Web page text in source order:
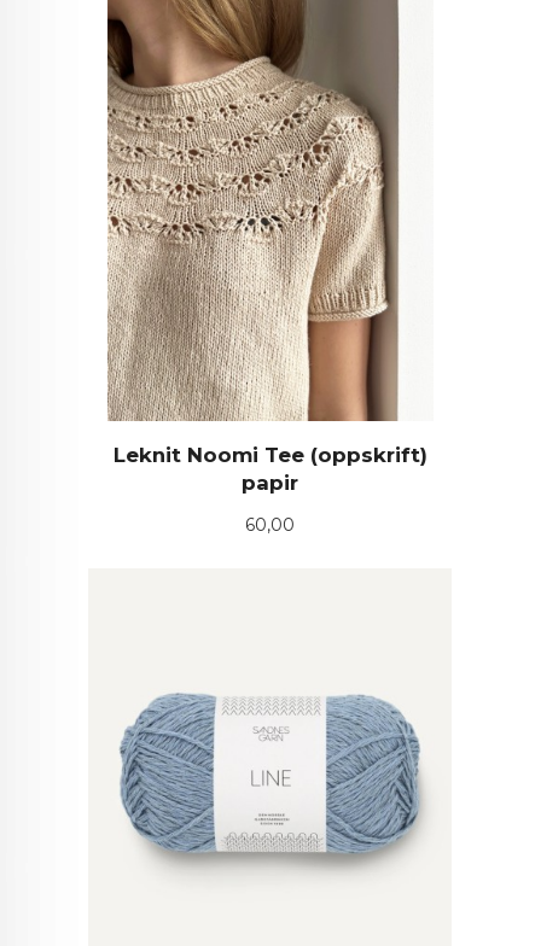
Leknit Noomi Tee (oppskrift)
papir
Pris
60,00